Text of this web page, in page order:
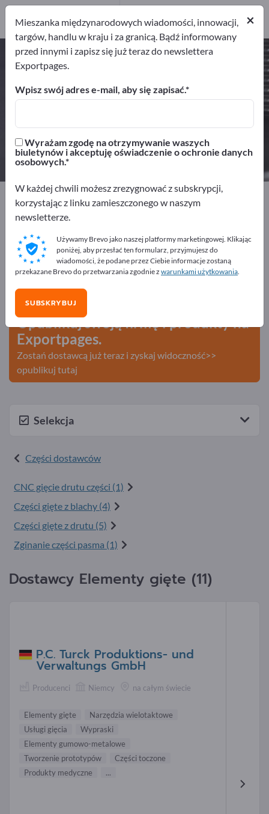
Elementy gięte – znajdź
producentów i dostawców
Dystrybutorów
1
Exportpages Komponenty i Części
Części dostawców
Elementy gięte
Reklamuj się bezpłatnie w serwisie
Exportpages!
Szukaj – Oferty – Towary używane – Kontakty biznesowe
>> zacznij tutaj
Opublikuj swoją firmę i produkty na
Exportpages.
Zostań dostawcą już teraz i zyskaj widoczność>>
opublikuj tutaj
Selekcja
Części dostawców
CNC gięcie drutu części (1)
Części gięte z blachy (4)
Części gięte z drutu (5)
Zginanie części pasma (1)
Dostawcy Elementy gięte (11)
P.C. Turck Produktions- und
Verwaltungs GmbH
Producenci Niemcy na całym świecie
Elementy gięte
Narzędzia wielotaktowe
Usługi gięcia
Wypraski
Elementy gumowo-metalowe
Tworzenie prototypów
Części toczone
Produkty medyczne
...
×
Mieszanka międzynarodowych wiadomości, innowacji,
targów, handlu w kraju i za granicą. Bądź informowany
przed innymi i zapisz się już teraz do newslettera
Exportpages.
Wpisz swój adres e-mail, aby się zapisać.
Wyrażam zgodę na otrzymywanie waszych
biuletynów i akceptuję oświadczenie o ochronie danych
osobowych.
W każdej chwili możesz zrezygnować z subskrypcji,
korzystając z linku zamieszczonego w naszym
newsletterze.
Używamy Brevo jako naszej platformy marketingowej. Klikając
poniżej, aby przesłać ten formularz, przyjmujesz do
wiadomości, że podane przez Ciebie informacje zostaną
przekazane Brevo do przetwarzania zgodnie z warunkami użytkowania.
SUBSKRYBUJ